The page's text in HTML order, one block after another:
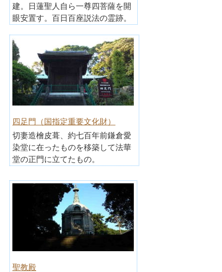
建。日蓮聖人自ら一尊四菩薩を開
眼安置す。百日百座説法の霊跡。
四足門（国指定重要文化財）
切妻造檜皮葺、約七百年前鎌倉愛
染堂に在ったものを移築して法華
堂の正門に立てたもの。
聖教殿